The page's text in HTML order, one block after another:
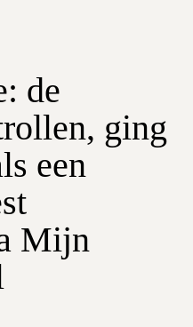
de
ging
een
Mijn